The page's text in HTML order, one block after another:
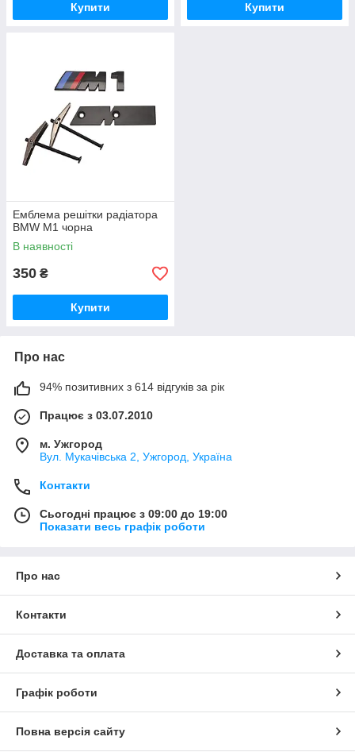
Купити Купити
Емблема решітки радіатора
BMW M1 чорна
В наявності
350 ₴
Купити
Про нас
94% позитивних з 614 відгуків за рік
Працює з 03.07.2010
м. Ужгород
Вул. Мукачівська 2, Ужгород, Україна
Контакти
Сьогодні працює з 09:00 до 19:00
Показати весь графік роботи
Про нас
Контакти
Доставка та оплата
Графік роботи
Повна версія сайту